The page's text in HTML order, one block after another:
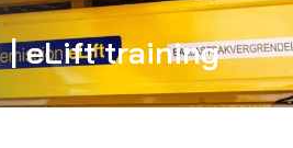
| eLift training